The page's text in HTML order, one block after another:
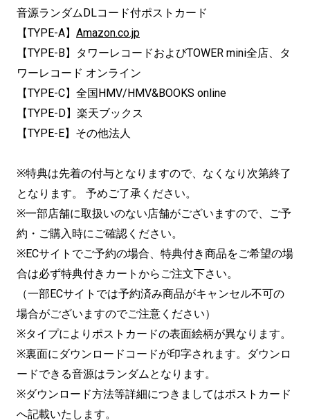
音源ランダムDLコード付ポストカード
【TYPE-A】 Amazon.co.jp
【TYPE-B】タワーレコードおよびTOWER mini全店、タ
ワーレコード オンライン
【TYPE-C】全国HMV/HMV&BOOKS online
【TYPE-D】楽天ブックス
【TYPE-E】その他法人
※特典は先着の付与となりますので、なくなり次第終了
となります。 予めご了承ください。
※一部店舗に取扱いのない店舗がございますので、ご予
約・ご購入時にご確認ください。
※ECサイトでご予約の場合、特典付き商品をご希望の場
合は必ず特典付きカートからご注文下さい。
（一部ECサイトでは予約済み商品がキャンセル不可の
場合がございますのでご注意ください）
※タイプによりポストカードの表面絵柄が異なります。
※裏面にダウンロードコードが印字されます。ダウンロ
ードできる音源はランダムとなります。
※ダウンロード方法等詳細につきましてはポストカード
へ記載いたします。